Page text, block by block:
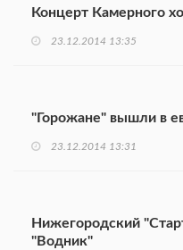
Концерт Камерного
23.12.2014 13:35
"Горожане" вышли в
23.12.2014 13:31
Нижегородский
"Водник"